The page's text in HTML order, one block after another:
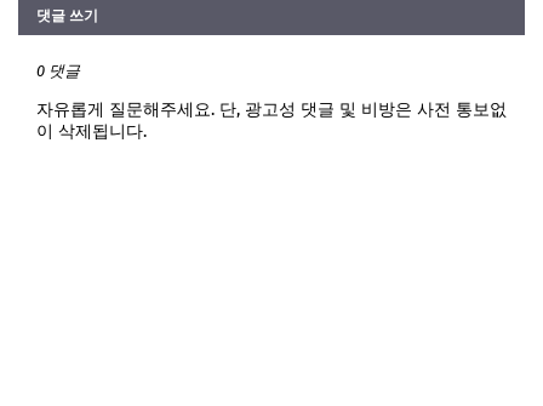
댓글 쓰기
0 댓글
자유롭게 질문해주세요. 단, 광고성 댓글 및 비방은 사전 통보없
이 삭제됩니다.